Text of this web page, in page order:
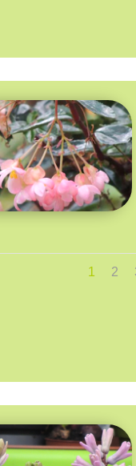
1 2